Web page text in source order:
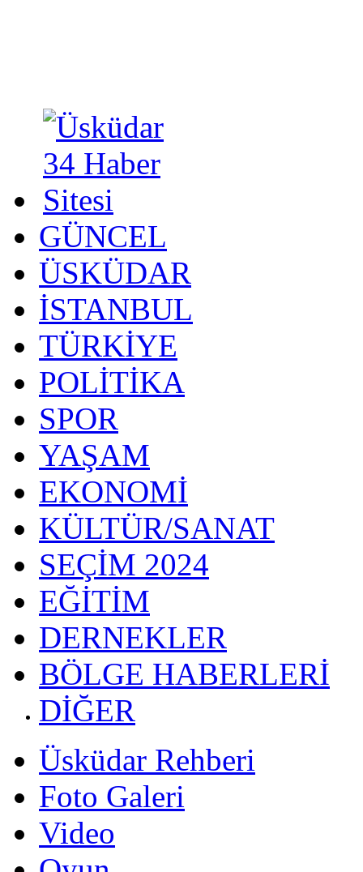
GÜNCEL
ÜSKÜDAR
İSTANBUL
TÜRKİYE
POLİTİKA
SPOR
YAŞAM
EKONOMİ
KÜLTÜR/SANAT
SEÇİM 2024
EĞİTİM
DERNEKLER
BÖLGE HABERLERİ
DİĞER
Üsküdar Rehberi
Foto Galeri
Video